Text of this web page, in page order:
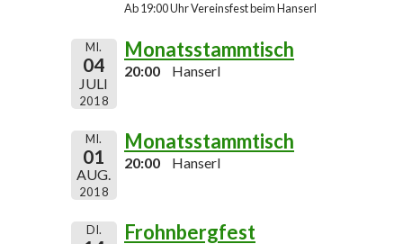
Ab 19:00 Uhr Vereinsfest beim Hanserl
MI.
04
JULI
2018
Monatsstammtisch
20:00 Hanserl
MI.
01
AUG.
2018
Monatsstammtisch
20:00 Hanserl
DI. Frohnbergfest